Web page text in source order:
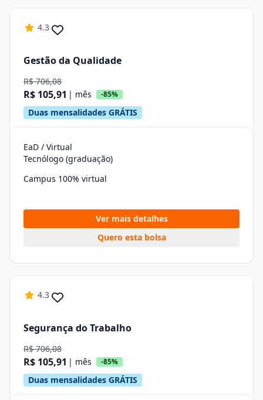
4.3
Gestão da Qualidade
R$ 706,08
R$ 105,91 | mês -85%
Duas mensalidades GRÁTIS
EaD / Virtual
Tecnólogo (graduação)
Campus 100% virtual
Ver mais detalhes
Quero esta bolsa
4.3
Segurança do Trabalho
R$ 706,08
R$ 105,91 | mês -85%
Duas mensalidades GRÁTIS